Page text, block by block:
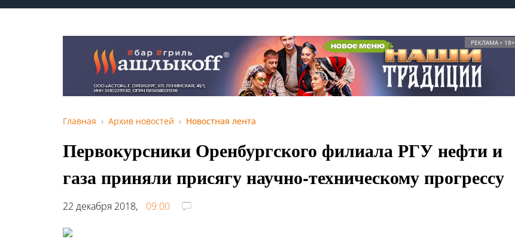
РЕКЛАМА • 18+
Главная Архив новостей Новостная лента
Первокурсники Оренбургского филиала РГУ нефти и
газа приняли присягу научно-техническому прогрессу
22 декабря 2018, 09:00